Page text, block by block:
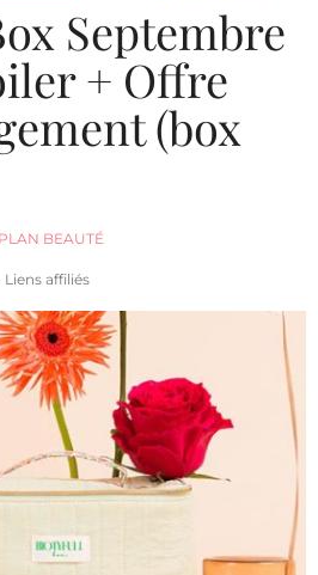
Septembre
+ Offre
(box
BEAUTÉ
affiliés